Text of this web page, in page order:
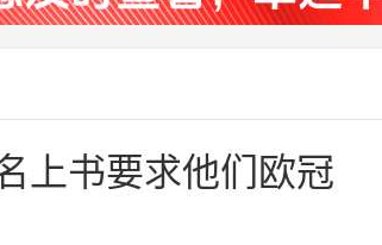
上书要求他们欧冠